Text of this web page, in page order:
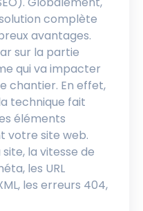
complète
avantages.
sur la partie
qui va impacter
chantier. En effet,
technique fait
éléments
votre site web.
la vitesse de
les URL
les erreurs 404,